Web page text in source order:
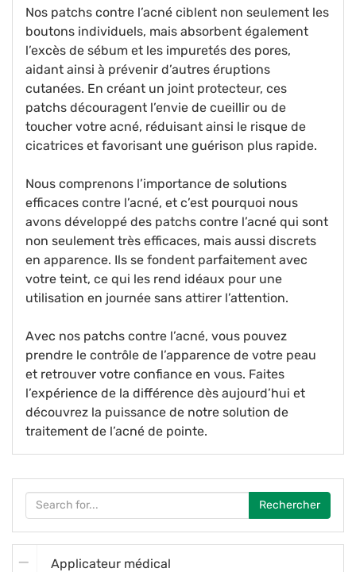
Nos patchs contre l’acné ciblent non seulement les
boutons individuels, mais absorbent également
l’excès de sébum et les impuretés des pores,
aidant ainsi à prévenir d’autres éruptions
cutanées. En créant un joint protecteur, ces
patchs découragent l’envie de cueillir ou de
toucher votre acné, réduisant ainsi le risque de
cicatrices et favorisant une guérison plus rapide.
Nous comprenons l’importance de solutions
efficaces contre l’acné, et c’est pourquoi nous
avons développé des patchs contre l’acné qui sont
non seulement très efficaces, mais aussi discrets
en apparence. Ils se fondent parfaitement avec
votre teint, ce qui les rend idéaux pour une
utilisation en journée sans attirer l’attention.
Avec nos patchs contre l’acné, vous pouvez
prendre le contrôle de l’apparence de votre peau
et retrouver votre confiance en vous. Faites
l’expérience de la différence dès aujourd’hui et
découvrez la puissance de notre solution de
traitement de l’acné de pointe.
Rechercher
Applicateur médical